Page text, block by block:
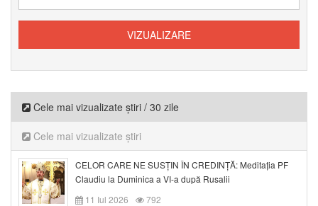
Cele mai vizualizate știri / 30 zile
Cele mai vizualizate știri
CELOR CARE NE SUSȚIN ÎN CREDINȚĂ: Meditația PF
Claudiu la Duminica a VI-a după Rusalii
11 Iul 2026
792